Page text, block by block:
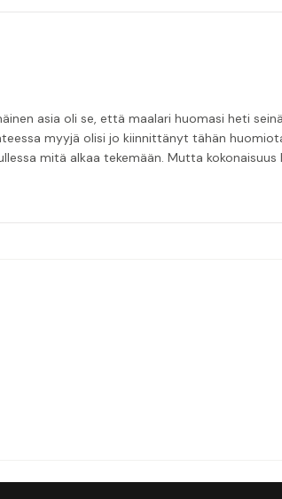
asia oli se, että maalari huomasi heti
myyjä olisi jo kiinnittänyt tähän
mitä alkaa tekemään. Mutta kokonaisuus